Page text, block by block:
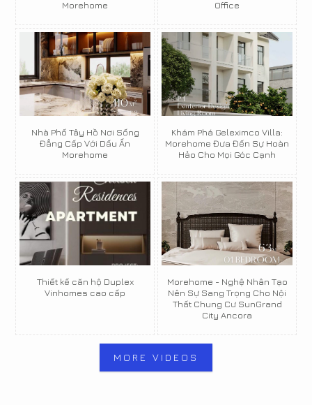
Morehome
Office
Nhà Phố Tây Hồ Nơi Sống
Đẳng Cấp Với Dấu Ấn
Morehome
Khám Phá Geleximco Villa:
Morehome Đưa Đến Sự Hoàn
Hảo Cho Mọi Góc Cạnh
Thiết kế căn hộ Duplex
Vinhomes cao cấp
Morehome - Nghệ Nhân Tạo
Nên Sự Sang Trọng Cho Nội
Thất Chung Cư SunGrand
City Ancora
MORE VIDEOS